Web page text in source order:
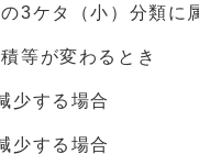
タ（小）分類に属
が変わるとき
少する場合
少する場合